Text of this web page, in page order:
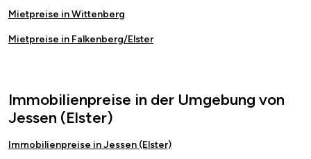
Mietpreise in Wittenberg
Mietpreise in Falkenberg/Elster
Immobilienpreise in der Umgebung von
Jessen (Elster)
Immobilienpreise in Jessen (Elster)